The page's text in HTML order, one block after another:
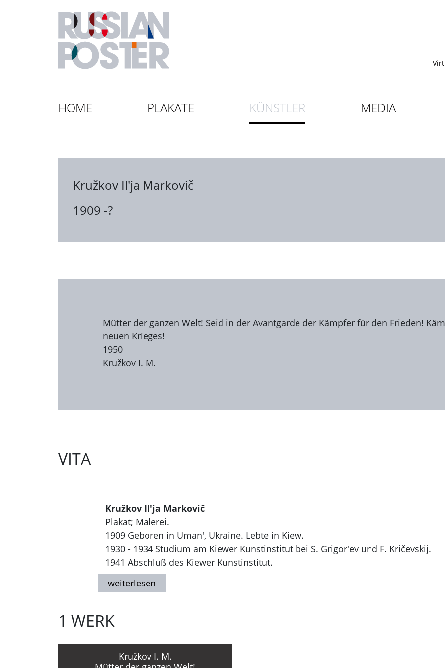
HOME PLAKATE KÜNSTLER MEDIA
Kružkov Il'ja Markovič
1909 -?
Mütter der ganzen Welt! Seid in der Avantgarde der Kämpfer für den Frieden!
neuen Krieges!
1950
Kružkov I. M.
VITA
Kružkov Il'ja Markovič
Plakat; Malerei.
1909 Geboren in Uman', Ukraine. Lebte in Kiew.
1930 - 1934 Studium am Kiewer Kunstinstitut bei S. Grigor'ev und F. Kričevskij.
1941 Abschluß des Kiewer Kunstinstitut.
Gestaltung von politischen und Filmplakaten.
Gestorben in Kiew.
1 WERK
Kružkov I. M.